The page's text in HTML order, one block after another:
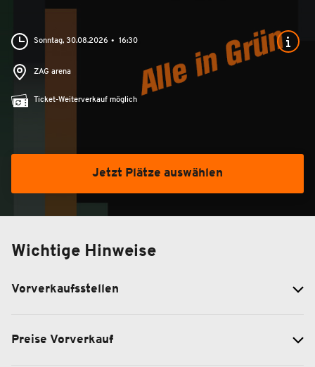
Sonntag, 30.08.2026 16:30
ZAG arena
Ticket-Weiterverkauf möglich
Jetzt Plätze auswählen
Wichtige Hinweise
Vorverkaufsstellen
Preise Vorverkauf